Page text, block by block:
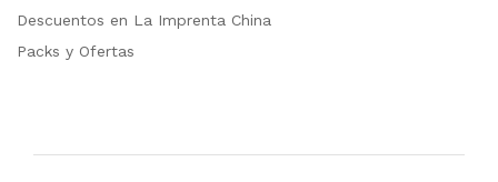
Descuentos en La Imprenta China
Packs y Ofertas